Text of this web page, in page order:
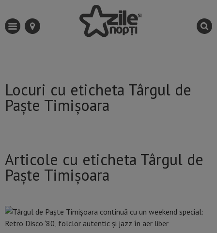
Locuri cu eticheta Târgul de
Paște Timișoara
Articole cu eticheta Târgul de
Paște Timișoara